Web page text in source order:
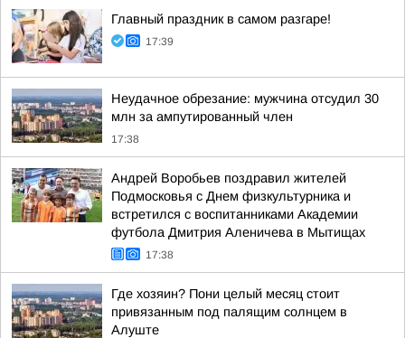
Главный праздник в самом разгаре!
17:39
Неудачное обрезание: мужчина отсудил 30
млн за ампутированный член
17:38
Андрей Воробьев поздравил жителей
Подмосковья с Днем физкультурника и
встретился с воспитанниками Академии
футбола Дмитрия Аленичева в Мытищах
17:38
Где хозяин? Пони целый месяц стоит
привязанным под палящим солнцем в
Алуште